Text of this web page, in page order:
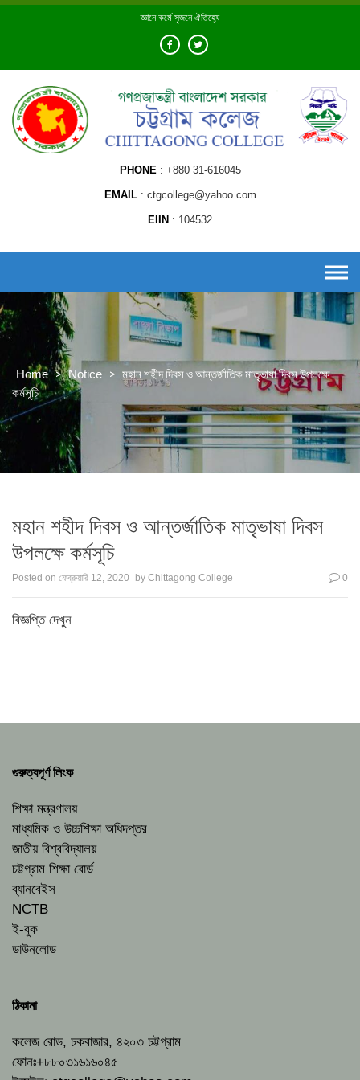
Skip
জ্ঞানে কর্মে সৃজনে ঐতিহ্যে
PHONE +880 31-616045
EMAIL ctgcollege@yahoo.com
EIIN 104532
Home > Notice > মহান শহীদ দিবস ও আন্তর্জাতিক মাতৃভাষা দিবস উপলক্ষে
কর্মসূচি
মহান শহীদ দিবস ও আন্তর্জাতিক মাতৃভাষা দিবস
উপলক্ষে কর্মসূচি
Posted on ফেব্রুয়ারি 12, 2020 by Chittagong College 0
বিজ্ঞপ্তি দেখুন
গুরুত্বপূর্ণ লিংক
শিক্ষা মন্ত্রণালয়
মাধ্যমিক ও উচ্চশিক্ষা অধিদপ্তর
জাতীয় বিশ্ববিদ্যালয়
চট্টগ্রাম শিক্ষা বোর্ড
ব্যানবেইস
NCTB
ই-বুক
ডাউনলোড
ঠিকানা
কলেজ রোড, চকবাজার, ৪২০৩ চট্টগ্রাম
ফোনঃ+৮৮০৩১৬১৬০৪৫